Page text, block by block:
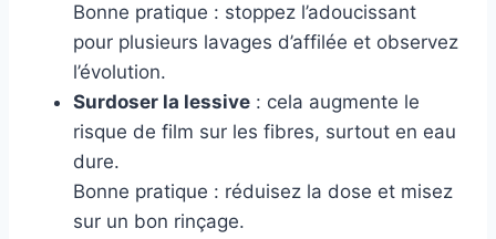
Bonne pratique : stoppez l’adoucissant
pour plusieurs lavages d’affilée et observez
l’évolution.
Surdoser la lessive : cela augmente le
risque de film sur les fibres, surtout en eau
dure.
Bonne pratique : réduisez la dose et misez
sur un bon rinçage.